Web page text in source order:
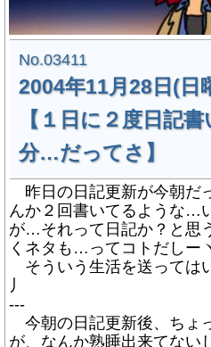
No.03411
2004年11月28日(日
【１日に２度日記
分…だってさ】
昨日の日記更新が今朝だ
んか２回書いてるような…
が…それって日記か？と思
くネタも…ってコトだしー
そういう生活を送っては
丿
---
今朝の日記更新後、ちょ
が、なんか熟睡出来てない